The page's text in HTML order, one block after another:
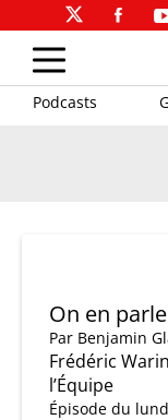
Podcasts
On en parle
Par Benjamin
Frédéric
l’Équipe
Épisode du